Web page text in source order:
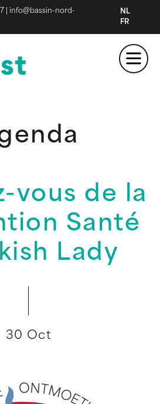
info@bassin-nord-
NL
FR
vous de la
Santé
Lady
30 Oct